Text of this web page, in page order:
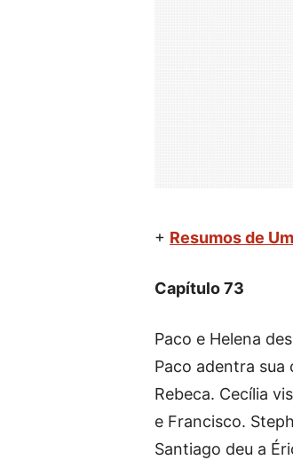
+ Resumos de
Capítulo 73
Paco e Helena
Paco adentra sua
Rebeca. Cecília
e Francisco.
Santiago deu a